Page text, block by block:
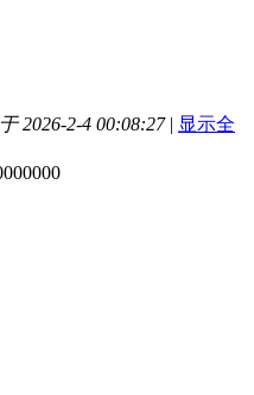
2026-2-4 00:08:27 | 显示全